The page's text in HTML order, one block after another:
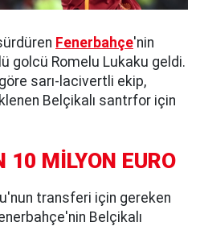
Fenerbahçe'nin
golcü Romelu Lukaku geldi.
sarı-lacivertli ekip,
Belçikalı santrfor için
10 MİLYON EURO
transferi için gereken
Belçikalı